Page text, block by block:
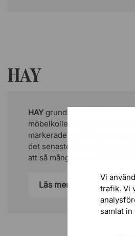
Vi
trafik. Vi
samlat
HAY
HAYgrundades 2002 och
möbelkollektion på den
markerade början av den
det senaste decenniet: att
att så många som möjligt
Läs mer